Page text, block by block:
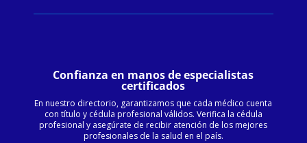
Confianza en manos de especialistas
certificados
En nuestro directorio, garantizamos que cada médico cuenta
con título y cédula profesional válidos. Verifica la cédula
profesional y asegúrate de recibir atención de los mejores
profesionales de la salud en el país.